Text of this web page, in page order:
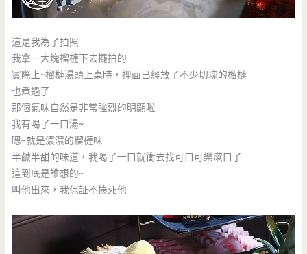
這是我為了拍照
我拿一大塊榴槤下去擺拍的
實際上~榴槤湯頭上桌時，裡面已經放了不少切塊的榴槤
也煮過了
那個氣味自然是非常強烈的明顯啦
我有喝了一口湯~
嗯~就是濃濃的榴槤味
半鹹半甜的味道，我喝了一口就衝去找可口可樂漱口了
這到底是誰想的~
叫他出來，我保証不揍死他